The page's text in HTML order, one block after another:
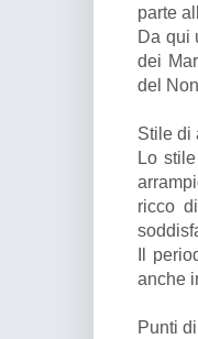
parte
Da qui
dei
del
Stile di
Lo
ricco
Il
anche
Punti